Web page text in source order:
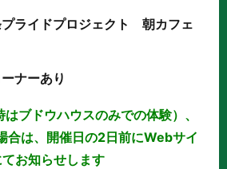
ライドプロジェクト 朝カフェ
ナーあり
ブドウハウスのみでの体験）、
合は、開催日の2日前にWebサイ
てお知らせします